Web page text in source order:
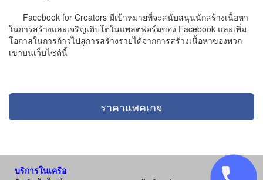
Facebook for Creators มีเป้าหมายที่จะสนับสนุนนักสร้างเนื้อหา
ในการสร้างและเจริญเติบโตในแพลตฟอร์มของ Facebook และเพิ่ม
โอกาสในการก้าวไปสู่การสร้างรายได้จากการสร้างเนื้อหาของพวก
เขาบนเว็บไซต์นี้
ราคาแพคเกจ
บริการในเครือ